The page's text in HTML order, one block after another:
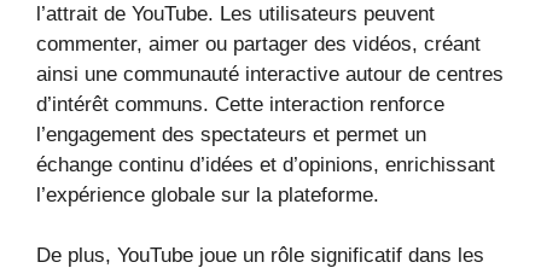
l’attrait de YouTube. Les utilisateurs peuvent
commenter, aimer ou partager des vidéos, créant
ainsi une communauté interactive autour de centres
d’intérêt communs. Cette interaction renforce
l’engagement des spectateurs et permet un
échange continu d’idées et d’opinions, enrichissant
l’expérience globale sur la plateforme.
De plus, YouTube joue un rôle significatif dans les